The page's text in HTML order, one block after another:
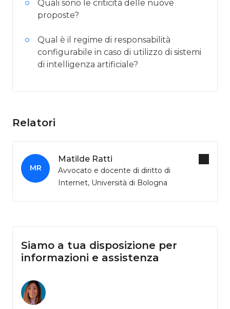
Quali sono le criticità delle nuove
proposte?
Qual è il regime di responsabilità
configurabile in caso di utilizzo di sistemi
di intelligenza artificiale?
Relatori
MR
Matilde Ratti
Avvocato e docente di diritto di
Internet, Università di Bologna
Siamo a tua disposizione per
informazioni e assistenza